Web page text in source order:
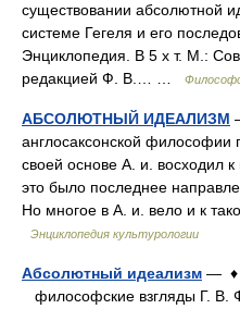
существовании абсолютной
системе Гегеля и его
Энциклопедия. В 5 х т. М.:
редакцией Ф. В.… …
АБСОЛЮТНЫЙ ИДЕАЛИЗМ
англосаксонской философии
своей основе А. и. восходил к
это было последнее
Но многое в А. и. вело и к
Энциклопедия культурологии
Абсолютный идеализм — ♦
философские взгляды Г. В.